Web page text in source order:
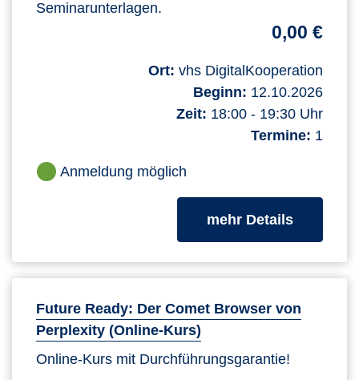
Seminarunterlagen.
0,00 €
Ort: vhs DigitalKooperation
Beginn: 12.10.2026
Zeit: 18:00 - 19:30 Uhr
Termine: 1
Anmeldung möglich
mehr Detailszum
Future Ready: Der Comet Browser von
Perplexity (Online-Kurs)
Online-Kurs mit Durchführungsgarantie!